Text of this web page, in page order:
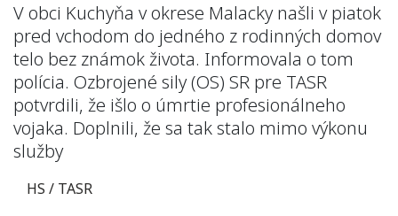
V obci Kuchyňa v okrese Malacky našli v piatok
pred vchodom do jedného z rodinných domov
telo bez známok života. Informovala o tom
polícia. Ozbrojené sily (OS) SR pre TASR
potvrdili, že išlo o úmrtie profesionálneho
vojaka. Doplnili, že sa tak stalo mimo výkonu
služby
HS / TASR